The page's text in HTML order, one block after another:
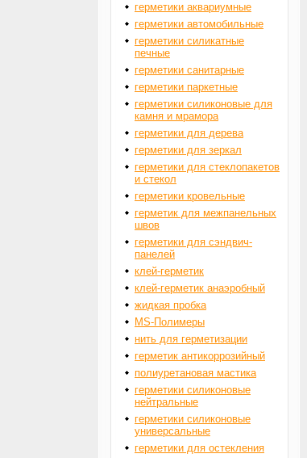
герметики аквариумные
герметики автомобильные
герметики силикатные
печные
герметики санитарные
герметики паркетные
герметики силиконовые для
камня и мрамора
герметики для дерева
герметики для зеркал
герметики для стеклопакетов
и стекол
герметики кровельные
герметик для межпанельных
швов
герметики для сэндвич-
панелей
клей-герметик
клей-герметик анаэробный
жидкая пробка
MS-Полимеры
нить для герметизации
герметик антикоррозийный
полиуретановая мастика
герметики силиконовые
нейтральные
герметики силиконовые
универсальные
герметики для остекления